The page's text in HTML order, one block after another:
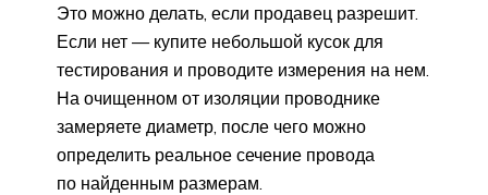
Это можно делать, если продавец разрешит.
Если нет — купите небольшой кусок для
тестирования и проводите измерения на нем.
На очищенном от изоляции проводнике
замеряете диаметр, после чего можно
определить реальное сечение провода
по найденным размерам.